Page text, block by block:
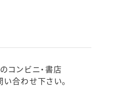
コンビニ・書店
合わせ下さい。